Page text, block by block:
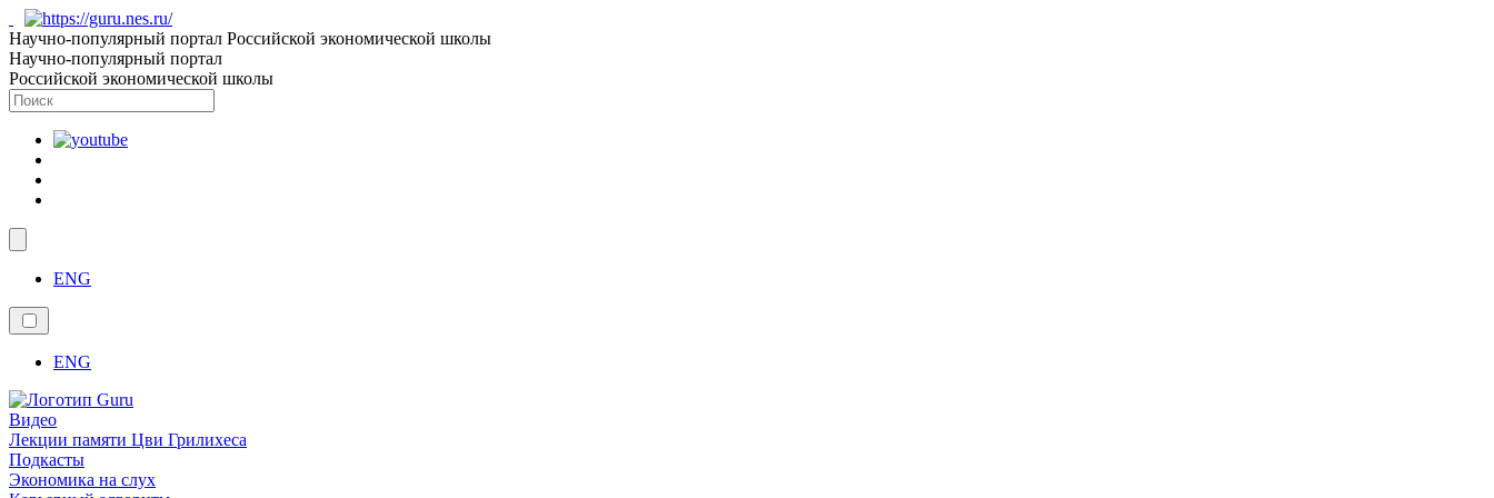
Научно-популярный портал Российской экономической школы
Научно-популярный портал
Российской экономической школы
ENG
ENG
Видео
Лекции памяти Цви Грилихеса
Подкасты
Экономика на слух